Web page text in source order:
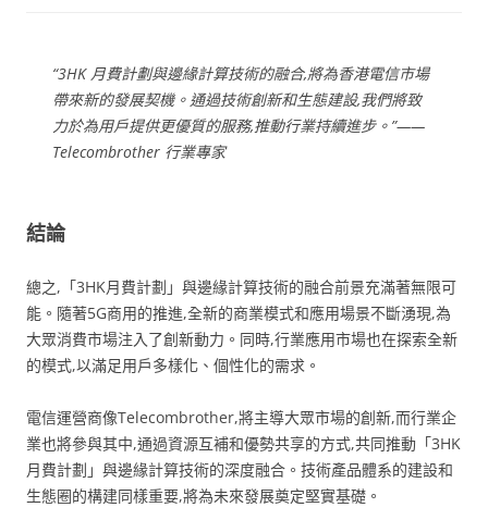
“3HK 月費計劃與邊緣計算技術的融合,將為香港電信市場
帶來新的發展契機。通過技術創新和生態建設,我們將致
力於為用戶提供更優質的服務,推動行業持續進步。”——
Telecombrother 行業專家
結論
總之,「3HK月費計劃」與邊緣計算技術的融合前景充滿著無限可
能。隨著5G商用的推進,全新的商業模式和應用場景不斷湧現,為
大眾消費市場注入了創新動力。同時,行業應用市場也在探索全新
的模式,以滿足用戶多樣化、個性化的需求。
電信運營商像Telecombrother,將主導大眾市場的創新,而行業企
業也將參與其中,通過資源互補和優勢共享的方式,共同推動「3HK
月費計劃」與邊緣計算技術的深度融合。技術產品體系的建設和
生態圈的構建同樣重要,將為未來發展奠定堅實基礎。